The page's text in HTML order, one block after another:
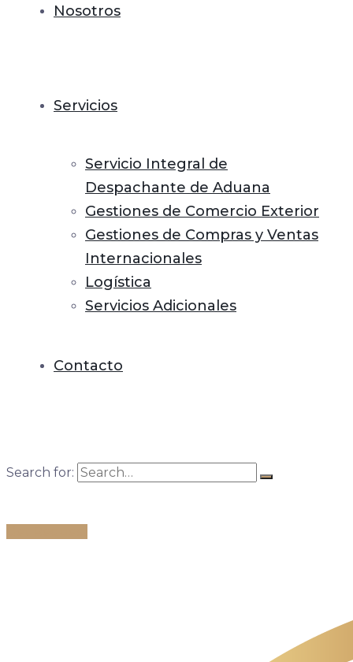
Nosotros
Servicios
Servicio Integral de
Despachante de Aduana
Gestiones de Comercio Exterior
Gestiones de Compras y Ventas
Internacionales
Logística
Servicios Adicionales
Contacto
Search for: